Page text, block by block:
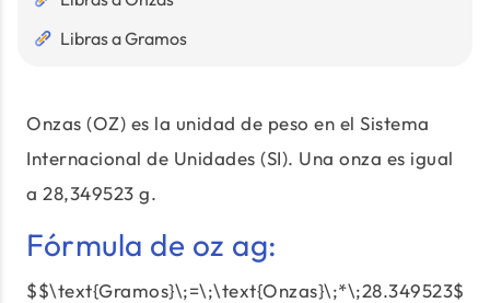
Libras a Gramos
Onzas (OZ) es la unidad de peso en el Sistema
Internacional de Unidades (SI). Una onza es igual
a 28,349523 g.
Fórmula de oz ag:
$$\text{Gramos}\;=\;\text{Onzas}\;*\;28.349523$$